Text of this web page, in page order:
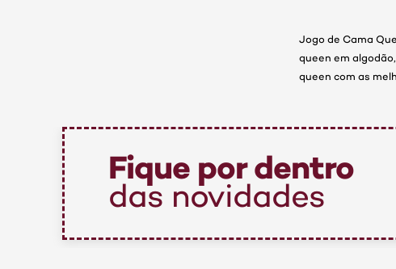
Jogo de Cama
queen em
queen com as
Fique por dentro
das novidades